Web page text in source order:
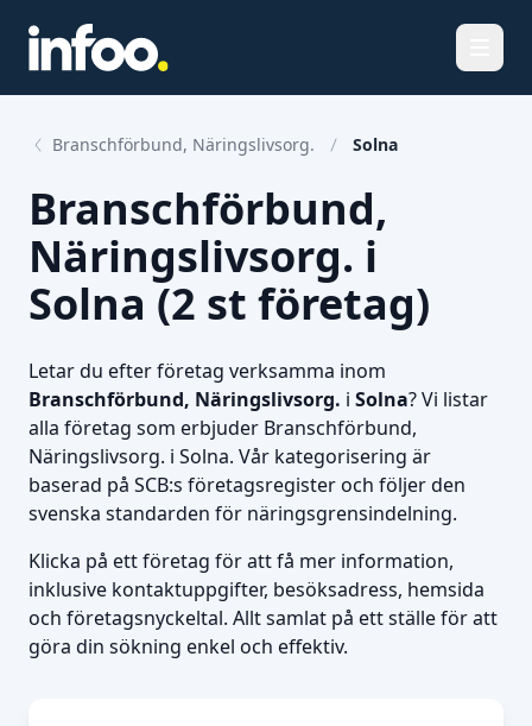
Branschförbund, Näringslivsorg. Solna
Branschförbund,
Näringslivsorg. i
Solna (2 st företag)
Letar du efter företag verksamma inom
Branschförbund, Näringslivsorg. i Solna? Vi listar
alla företag som erbjuder Branschförbund,
Näringslivsorg. i Solna. Vår kategorisering är
baserad på SCB:s företagsregister och följer den
svenska standarden för näringsgrensindelning.
Klicka på ett företag för att få mer information,
inklusive kontaktuppgifter, besöksadress, hemsida
och företagsnyckeltal. Allt samlat på ett ställe för att
göra din sökning enkel och effektiv.